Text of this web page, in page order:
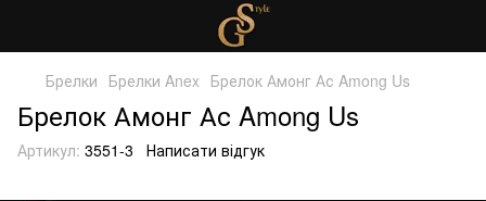
Брелки Брелки Anex Брелок Амонг Ас Among Us
Брелок Амонг Ас Among Us
Артикул: 3551-3 Написати відгук